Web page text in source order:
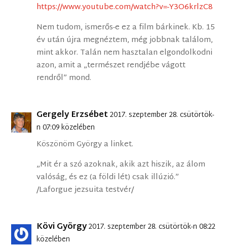
https://www.youtube.com/watch?v=-Y3O6krlzC8
Nem tudom, ismerős-e ez a film bárkinek. Kb. 15
év után újra megnéztem, még jobbnak találom,
mint akkor. Talán nem hasztalan elgondolkodni
azon, amit a „természet rendjébe vágott
rendről” mond.
Gergely Erzsébet2017. szeptember 28. csütörtök-
n 07:09 közelében
Köszönöm György a linket.
„Mit ér a szó azoknak, akik azt hiszik, az álom
valóság, és ez (a földi lét) csak illúzió.”
/Laforgue jezsuita testvér/
Kövi György2017. szeptember 28. csütörtök-n 08:22
közelében